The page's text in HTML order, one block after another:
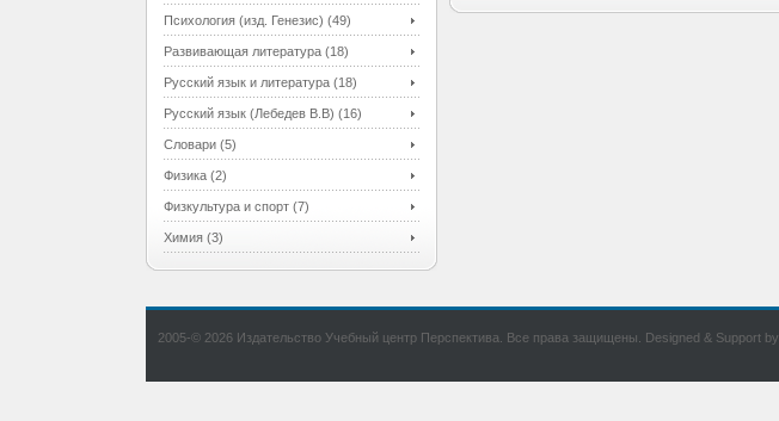
Психология (изд. Генезис) (49)
Развивающая литература (18)
Русский язык и литература (18)
Русский язык (Лебедев В.В) (16)
Словари (5)
Физика (2)
Физкультура и спорт (7)
Химия (3)
2005-© 2026 Издательство Учебный центр Перспектива. Все права защищены. Designed & Support by